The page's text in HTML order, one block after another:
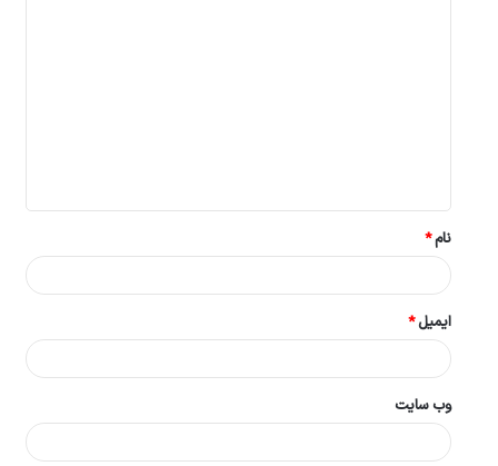
*
نام*
ایمیل*
وب‌ سایت